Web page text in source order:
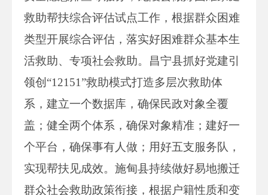
救助帮扶综合评估试点工作，根据群众困难
类型开展综合评估，落实好困难群众基本生
活救助、专项社会救助。昌宁县抓好党建引
领创“12151”救助模式打造多层次救助体
系，建立一个数据库，确保民政对象全覆
盖；健全两个体系，确保对象精准；建好一
个平台，确保事有人做；用好五支服务队，
实现帮扶见成效。施甸县持续做好易地搬迁
群众社会救助政策衔接，根据户籍性质和变